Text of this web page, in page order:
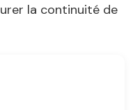
la continuité de